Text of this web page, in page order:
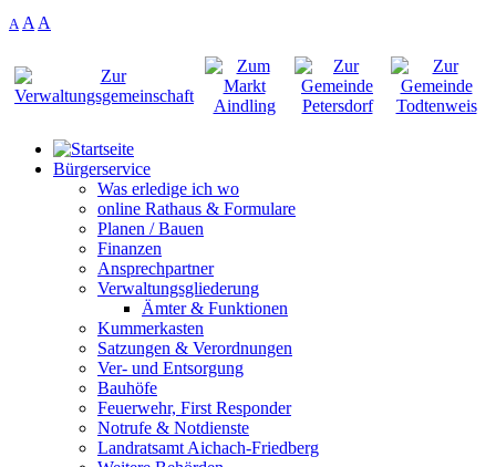
A A A
Bürgerservice
Was erledige ich wo
online Rathaus & Formulare
Planen / Bauen
Finanzen
Ansprechpartner
Verwaltungsgliederung
Ämter & Funktionen
Kummerkasten
Satzungen & Verordnungen
Ver- und Entsorgung
Bauhöfe
Feuerwehr, First Responder
Notrufe & Notdienste
Landratsamt Aichach-Friedberg